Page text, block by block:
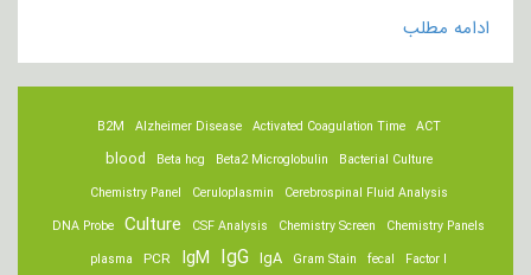
ادامه مطلب
ACT
Activated Coagulation Time
Alzheimer Disease
B2M
Bacterial Culture
Beta2 Microglobulin
Beta hcg
blood
Cerebrospinal Fluid Analysis
Ceruloplasmin
Chemistry Panel
Chemistry Panels
Chemistry Screen
CSF Analysis
Culture
DNA Probe
Factor I
fecal
Gram Stain
IgA
IgG
IgM
PCR
plasma